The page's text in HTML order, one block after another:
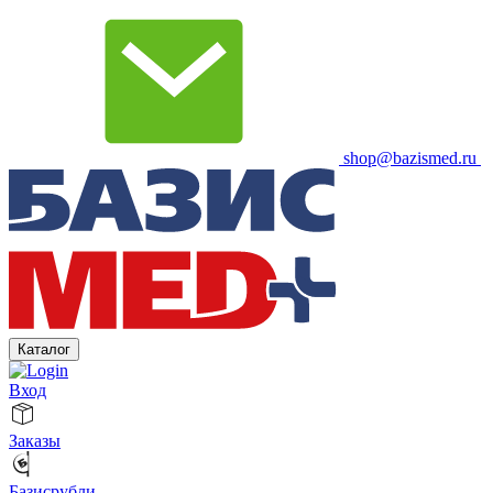
shop@bazismed.ru
Каталог
Вход
Заказы